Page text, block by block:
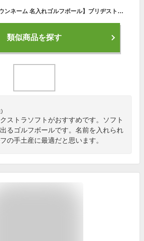
【3営業日出荷対応 オウンネーム 名入れゴルフボール】ブリヂストン エクストラソフト BIRDGESTONE EXTRA SOFT 2023年モデル ホワイト 1ダース(12球)名前入りギフト ホールインワン 記念品 父の日 還暦祝 誕生日プレゼント 退職記念
類似商品を探す
ストラソフトがおすすめです。ソフト
るゴルフボールです。名前を入れられ
の手土産に最適だと思います。